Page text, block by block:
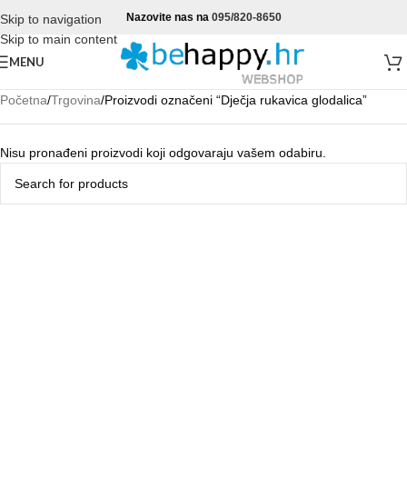
Skip to navigation
Skip to main content
Nazovite nas na 095/820-8650
MENU
Početna Trgovina Proizvodi označeni “Dječja rukavica glodalica”
Nisu pronađeni proizvodi koji odgovaraju vašem odabiru.